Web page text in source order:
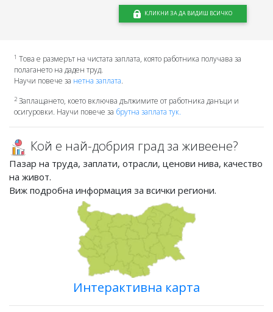
КЛИКНИ ЗА ДА ВИДИШ ВСИЧКО
1 Това е размерът на чистата заплата, която работника получава за
полагането на даден труд.
Научи повече за нетна заплата.
2Заплащането, което включва дължимите от работника данъци и
осигуровки. Научи повече за брутна заплата тук.
Кой е най-добрия град за живеене?
Пазар на труда, заплати, отрасли, ценови нива, качество
на живот.
Виж подробна информация за всички региони.
Интерактивна карта